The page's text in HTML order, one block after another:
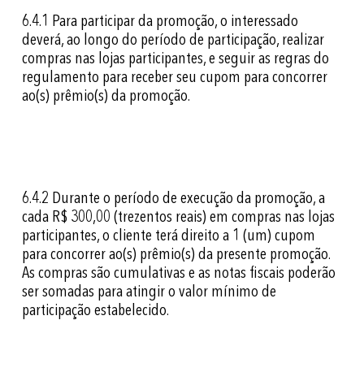
6.4.1 Para participar da promoção, o interessado
deverá, ao longo do período de participação, realizar
compras nas lojas participantes, e seguir as regras do
regulamento para receber seu cupom para concorrer
ao(s) prêmio(s) da promoção.
6.4.2 Durante o período de execução da promoção, a
cada R$ 300,00 (trezentos reais) em compras nas lojas
participantes, o cliente terá direito a 1 (um) cupom
para concorrer ao(s) prêmio(s) da presente promoção.
As compras são cumulativas e as notas fiscais poderão
ser somadas para atingir o valor mínimo de
participação estabelecido.